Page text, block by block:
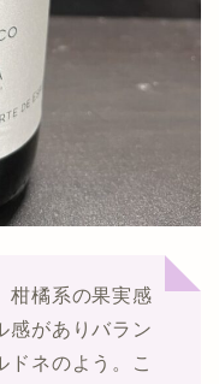
橘系の果実感
感がありバラン
ドネのよう。こ